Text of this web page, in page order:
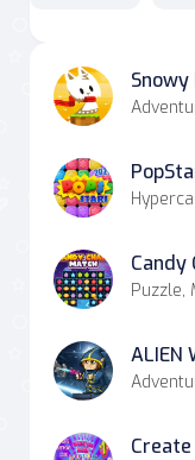
Candy
Puzzle,
ALIEN